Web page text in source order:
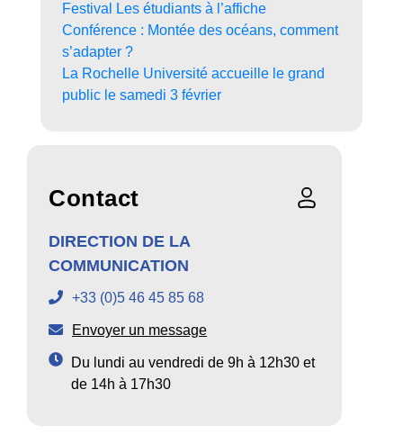
Festival Les étudiants à l’affiche
Conférence : Montée des océans, comment
s’adapter ?
La Rochelle Université accueille le grand
public le samedi 3 février
Contact
DIRECTION DE LA
COMMUNICATION
+33 (0)5 46 45 85 68
Envoyer un message
Du lundi au vendredi de 9h à 12h30 et
de 14h à 17h30